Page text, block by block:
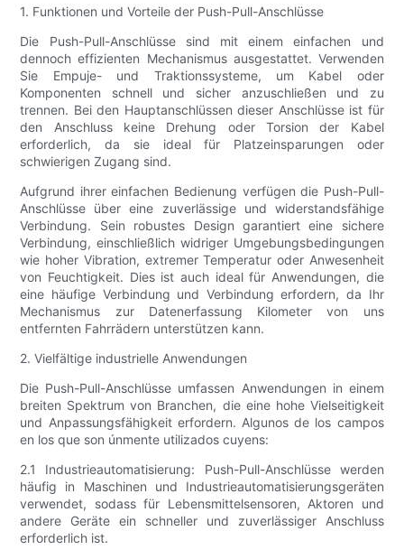
1. Funktionen und Vorteile der Push-Pull-Anschlüsse
Die Push-Pull-Anschlüsse sind mit einem einfachen und
dennoch effizienten Mechanismus ausgestattet. Verwenden
Sie Empuje- und Traktionssysteme, um Kabel oder
Komponenten schnell und sicher anzuschließen und zu
trennen. Bei den Hauptanschlüssen dieser Anschlüsse ist für
den Anschluss keine Drehung oder Torsion der Kabel
erforderlich, da sie ideal für Platzeinsparungen oder
schwierigen Zugang sind.
Aufgrund ihrer einfachen Bedienung verfügen die Push-Pull-
Anschlüsse über eine zuverlässige und widerstandsfähige
Verbindung. Sein robustes Design garantiert eine sichere
Verbindung, einschließlich widriger Umgebungsbedingungen
wie hoher Vibration, extremer Temperatur oder Anwesenheit
von Feuchtigkeit. Dies ist auch ideal für Anwendungen, die
eine häufige Verbindung und Verbindung erfordern, da Ihr
Mechanismus zur Datenerfassung Kilometer von uns
entfernten Fahrrädern unterstützen kann.
2. Vielfältige industrielle Anwendungen
Die Push-Pull-Anschlüsse umfassen Anwendungen in einem
breiten Spektrum von Branchen, die eine hohe Vielseitigkeit
und Anpassungsfähigkeit erfordern. Algunos de los campos
en los que son únmente utilizados cuyens:
2.1 Industrieautomatisierung: Push-Pull-Anschlüsse werden
häufig in Maschinen und Industrieautomatisierungsgeräten
verwendet, sodass für Lebensmittelsensoren, Aktoren und
andere Geräte ein schneller und zuverlässiger Anschluss
erforderlich ist.